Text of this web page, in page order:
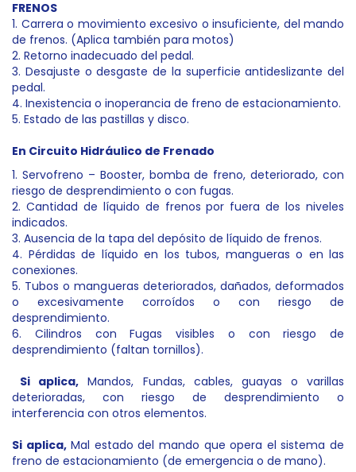
FRENOS
1. Carrera o movimiento excesivo o insuficiente, del mando
de frenos. (Aplica también para motos)
2. Retorno inadecuado del pedal.
3. Desajuste o desgaste de la superficie antideslizante del
pedal.
4. Inexistencia o inoperancia de freno de estacionamiento.
5. Estado de las pastillas y disco.
En Circuito Hidráulico de Frenado
1. Servofreno – Booster, bomba de freno, deteriorado, con
riesgo de desprendimiento o con fugas.
2. Cantidad de líquido de frenos por fuera de los niveles
indicados.
3. Ausencia de la tapa del depósito de líquido de frenos.
4. Pérdidas de líquido en los tubos, mangueras o en las
conexiones.
5. Tubos o mangueras deteriorados, dañados, deformados
o excesivamente corroídos o con riesgo de
desprendimiento.
6. Cilindros con Fugas visibles o con riesgo de
desprendimiento (faltan tornillos).
Si aplica, Mandos, Fundas, cables, guayas o varillas
deterioradas, con riesgo de desprendimiento o
interferencia con otros elementos.
Si aplica,Mal estado del mando que opera el sistema de
freno de estacionamiento (de emergencia o de mano).